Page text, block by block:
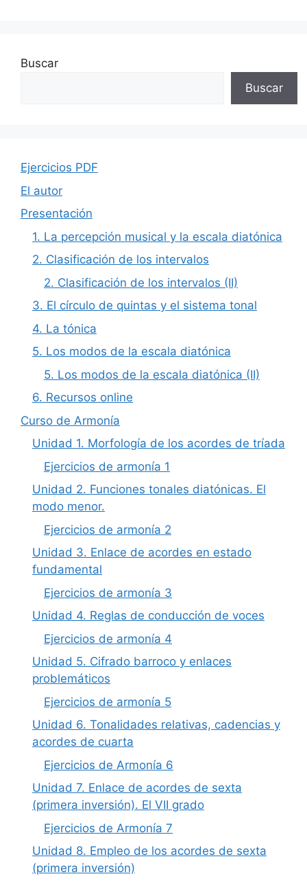
Buscar
Buscar
Ejercicios PDF
El autor
Presentación
1. La percepción musical y la escala diatónica
2. Clasificación de los intervalos
2. Clasificación de los intervalos (II)
3. El círculo de quintas y el sistema tonal
4. La tónica
5. Los modos de la escala diatónica
5. Los modos de la escala diatónica (II)
6. Recursos online
Curso de Armonía
Unidad 1. Morfología de los acordes de tríada
Ejercicios de armonía 1
Unidad 2. Funciones tonales diatónicas. El
modo menor.
Ejercicios de armonía 2
Unidad 3. Enlace de acordes en estado
fundamental
Ejercicios de armonía 3
Unidad 4. Reglas de conducción de voces
Ejercicios de armonía 4
Unidad 5. Cifrado barroco y enlaces
problemáticos
Ejercicios de armonía 5
Unidad 6. Tonalidades relativas, cadencias y
acordes de cuarta
Ejercicios de Armonía 6
Unidad 7. Enlace de acordes de sexta
(primera inversión). El VII grado
Ejercicios de Armonía 7
Unidad 8. Empleo de los acordes de sexta
(primera inversión)